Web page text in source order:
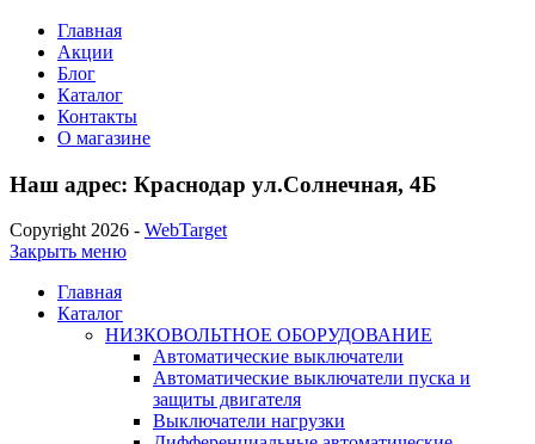
Главная
Акции
Блог
Каталог
Контакты
О магазине
Наш адрес: Краснодар ул.Солнечная, 4Б
Copyright 2026 - WebTarget
Закрыть меню
Главная
Каталог
НИЗКОВОЛЬТНОЕ ОБОРУДОВАНИЕ
Автоматические выключатели
Автоматические выключатели пуска и
защиты двигателя
Выключатели нагрузки